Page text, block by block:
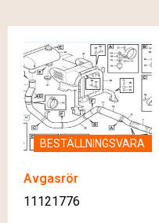
BESTÄLLNINGSVARA
Avgasrör
11121776